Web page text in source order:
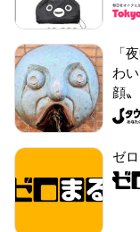
「
わ
顔
ゼ